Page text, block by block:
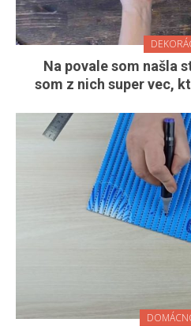
Na povale som našla
som z nich super vec,